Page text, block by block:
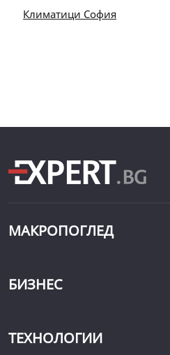
Климатици София
МАКРОПОГЛЕД
БИЗНЕС
ТЕХНОЛОГИИ